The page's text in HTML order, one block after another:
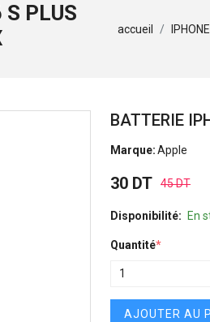
S PLUS
accueil
BATTERIE
Marque:Apple
30 DT 45 DT
Disponibilité: En
Quantité*
AJOUTER AU